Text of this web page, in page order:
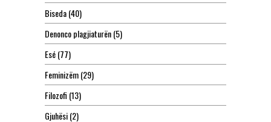
Biseda(40)
Denonco plagjiaturën(5)
Esé(77)
Feminizëm(29)
Filozofi (13)
Gjuhësi(2)